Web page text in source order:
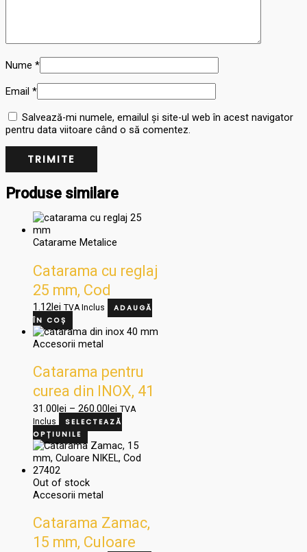
Nume *
Email *
Salvează-mi numele, emailul și site-ul web în acest navigator
pentru data viitoare când o să comentez.
Produse similare
Catarame Metalice
Catarama cu reglaj
25 mm, Cod
2500/25 N
1.12lei TVA Inclus
ADAUGĂ
ÎN COȘ
Accesorii metal
Catarama pentru
curea din INOX, 41
mm, Cod LM1
31.00lei – 260.00lei TVA
Inclus
SELECTEAZĂ
OPȚIUNILE
Out of stock
Accesorii metal
Catarama Zamac,
15 mm, Culoare